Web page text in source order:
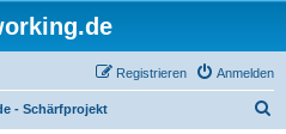
Anmelden
Registrieren
- Schärfprojekt